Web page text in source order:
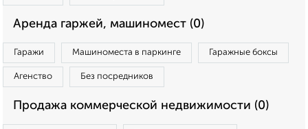
Аренда гаржей, машиномест (0)
Гаражи Машиноместа в паркинге Гаражные боксы
Агенство Без посредников
Продажа коммерческой недвижимости (0)